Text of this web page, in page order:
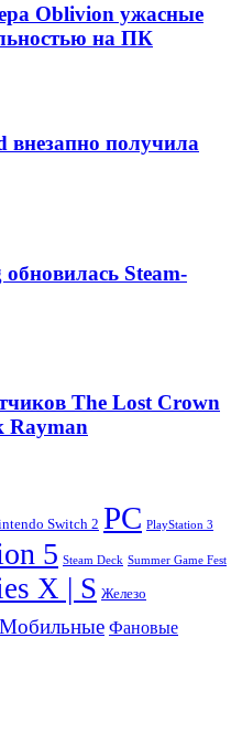
Oblivion ужасные
на ПК
внезапно получила
Steam-
The Lost Crown
Rayman
Switch 2 PC PlayStation 3
5 Steam Deck Summer Game Fest
X | S Железо
Мобильные Фановые